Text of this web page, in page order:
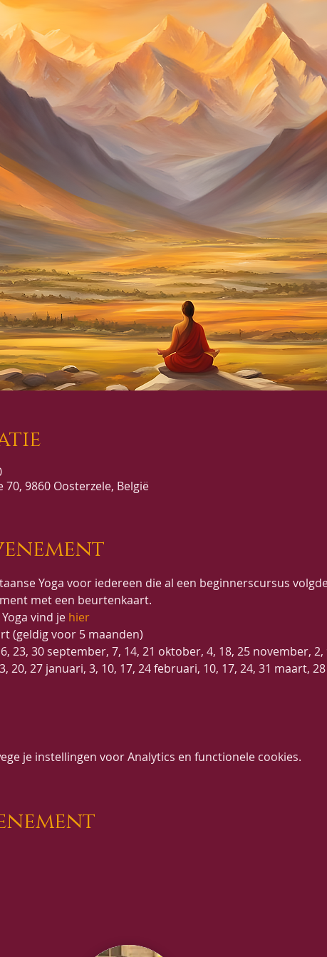
9860 Oosterzele, België
Yoga voor iedereen die al een beginnerscursus
met een beurtenkaart.
vind je hier
(geldig voor 5 maanden)
23, 30 september, 7, 14, 21 oktober, 4, 18, 25 november,
20, 27 januari, 3, 10, 17, 24 februari, 10, 17, 24, 31 maart,
je instellingen voor Analytics en functionele cookies.